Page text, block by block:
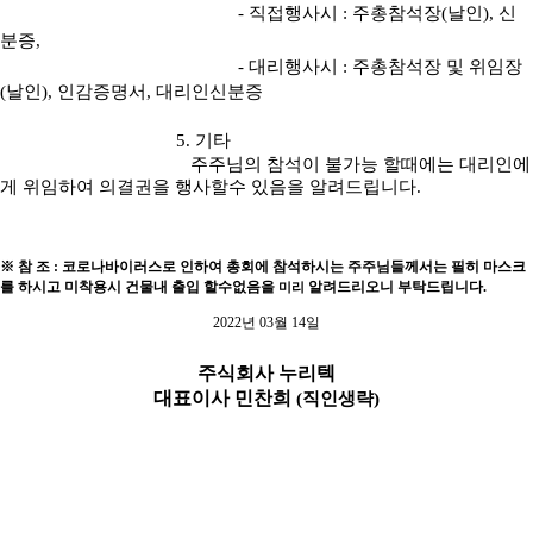
- 직접행사시 : 주총참석장(날인 ), 신
분증,
- 대리행사시 : 주총참석장 및 위임장
(날인 ), 인감증명서 , 대리인신분증
5. 기타
주주님의 참석이 불가능 할때에는 대리인에
게 위임하여 의결권을 행사할수 있음을 알려드립니다.
※ 참 조 : 코로나바이러스로 인하여 총회에 참석하시는 주주님들께서는 필히 마스크
를 하시고 미착용시 건물내 출입 할수없음을 미리 알려드리오니 부탁드립니다.
2022년 03월 14일
주식회사 누리텍
대표이사 민찬희 (직인생략)